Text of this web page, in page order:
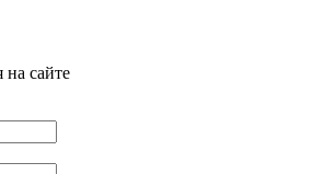
на сайте